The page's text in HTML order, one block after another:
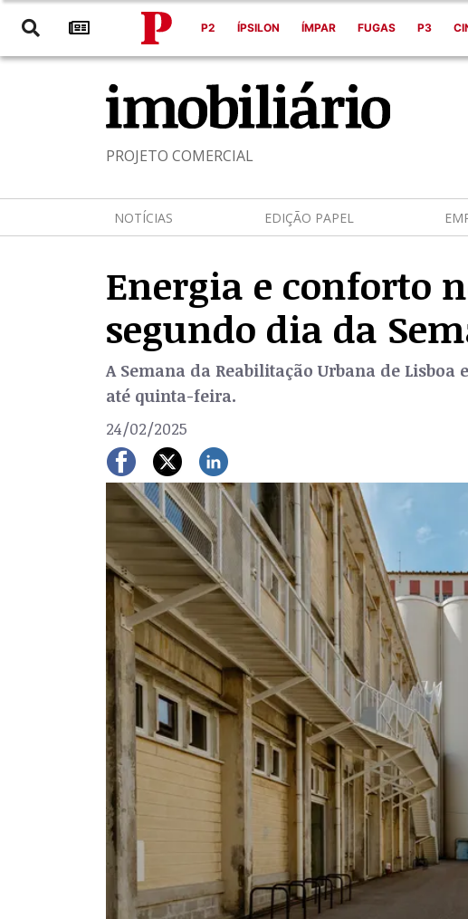
P2 ÍPSILON ÍMPAR FUGAS P3
PROJETO COMERCIAL
NOTÍCIAS EDIÇÃO PAPEL
Energia e conforto
segundo dia da
A Semana da Reabilitação Urbana de
até quinta-feira.
24/02/2025